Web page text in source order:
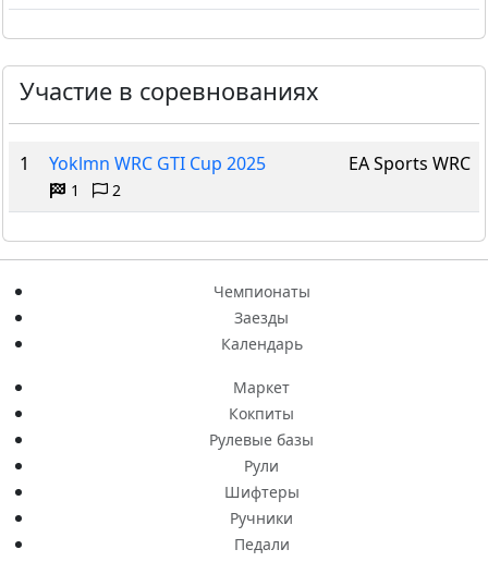
Участие в соревнованиях
1 Yoklmn WRC GTI Cup 2025
1 2
EA Sports WRC
Чемпионаты
Заезды
Календарь
Маркет
Кокпиты
Рулевые базы
Рули
Шифтеры
Ручники
Педали